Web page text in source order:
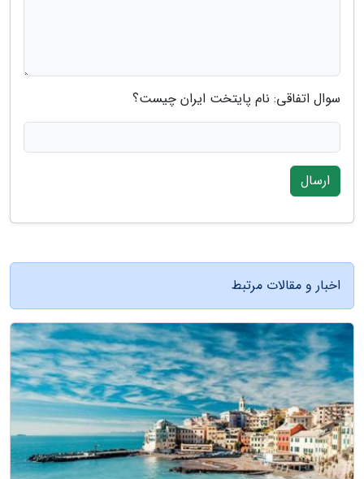
سوال اتفاقی: نام پایتخت ایران چیست؟
ارسال
اخبار و مقالات مرتبط